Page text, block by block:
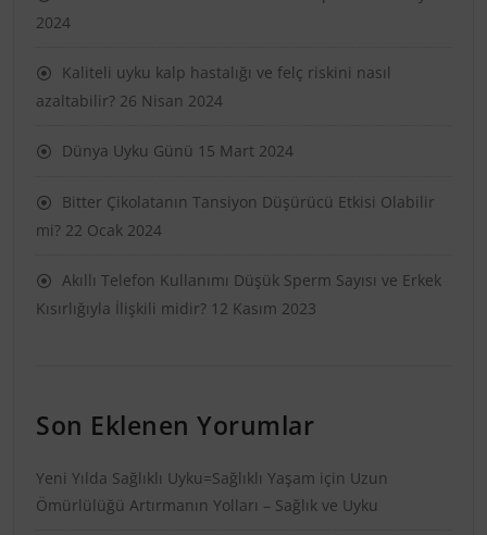
2024
Kaliteli uyku kalp hastalığı ve felç riskini nasıl
azaltabilir? 26 Nisan 2024
Dünya Uyku Günü 15 Mart 2024
Bitter Çikolatanın Tansiyon Düşürücü Etkisi Olabilir
mi? 22 Ocak 2024
Akıllı Telefon Kullanımı Düşük Sperm Sayısı ve Erkek
Kısırlığıyla İlişkili midir? 12 Kasım 2023
Son Eklenen Yorumlar
Yeni Yılda Sağlıklı Uyku=Sağlıklı Yaşam için Uzun
Ömürlülüğü Artırmanın Yolları – Sağlık ve Uyku